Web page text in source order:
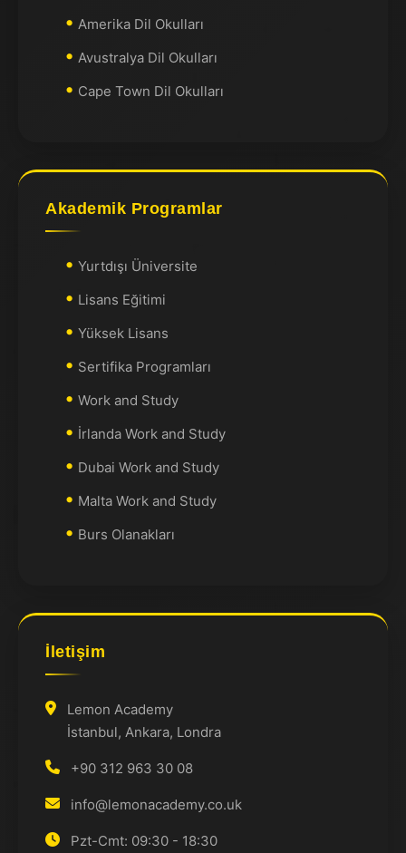
Amerika Dil Okulları
Avustralya Dil Okulları
Cape Town Dil Okulları
Akademik Programlar
Yurtdışı Üniversite
Lisans Eğitimi
Yüksek Lisans
Sertifika Programları
Work and Study
İrlanda Work and Study
Dubai Work and Study
Malta Work and Study
Burs Olanakları
İletişim
Lemon Academy
İstanbul, Ankara, Londra
+90 312 963 30 08
info@lemonacademy.co.uk
Pzt-Cmt: 09:30 - 18:30